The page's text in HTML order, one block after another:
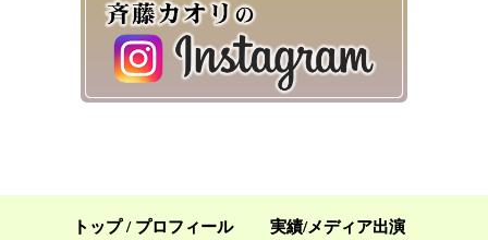
トップ / プロフィール 実績/メディア出演